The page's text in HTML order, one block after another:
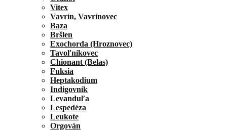
Vitex
Vavrín, Vavrínovec
Baza
Bršlen
Exochorda (Hroznovec)
Tavoľníkovec
Chionant (Belas)
Fuksia
Heptakodium
Indigovník
Levanduľa
Lespedéza
Leukote
Orgován